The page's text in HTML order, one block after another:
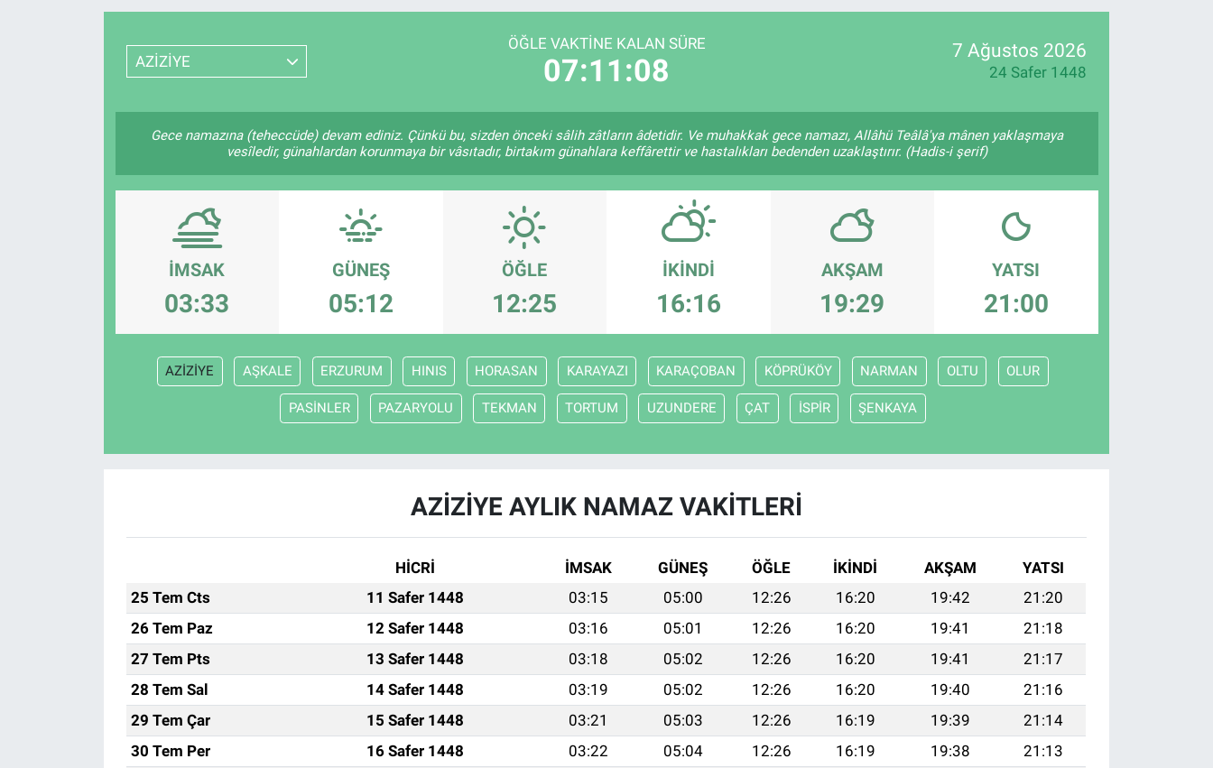
EURO
AZİZİYE
ÖĞLE VAKTINE KALAN SÜRE
07:11:08
7 Ağustos 2026
24 Safer 1448
Gece namazına (teheccüde) devam ediniz. Çünkü bu, sizden önceki sâlih zâtların âdetidir. Ve muhakkak gece namazı, Allâhü Teâlâ'ya mânen yaklaşmaya
vesîledir, günahlardan korunmaya bir vâsıtadır, birtakım günahlara keffârettir ve hastalıkları bedenden uzaklaştırır. (Hadis-i şerif)
İMSAK
03:33
GÜNEŞ
05:12
ÖĞLE
12:25
İKINDI
16:16
AKŞAM
19:29
YATSI
21:00
AZİZİYE AŞKALE ERZURUM HINIS HORASAN KARAYAZI KARAÇOBAN KÖPRÜKÖY NARMAN OLTU OLUR
PASİNLER PAZARYOLU TEKMAN TORTUM UZUNDERE ÇAT İSPİR ŞENKAYA
AZİZİYE AYLIK NAMAZ VAKITLERI
HİCRİ İMSAK GÜNEŞ ÖĞLE İKINDI AKŞAM
YATSI
25 Tem Cts
11 Safer 1448 03:15 05:00 12:26 16:20 19:42
21:20
26 Tem Paz
12 Safer 1448 03:16 05:01 12:26 16:20 19:41
21:18
27 Tem Pts
13 Safer 1448 03:18 05:02 12:26 16:20 19:41
21:17
28 Tem Sal
14 Safer 1448 03:19 05:02 12:26 16:20 19:40
21:16
29 Tem Çar
15 Safer 1448 03:21 05:03 12:26 16:19 19:39
21:14
30 Tem Per
16 Safer 1448 03:22 05:04 12:26 16:19 19:38
21:13
Resmi Reklam